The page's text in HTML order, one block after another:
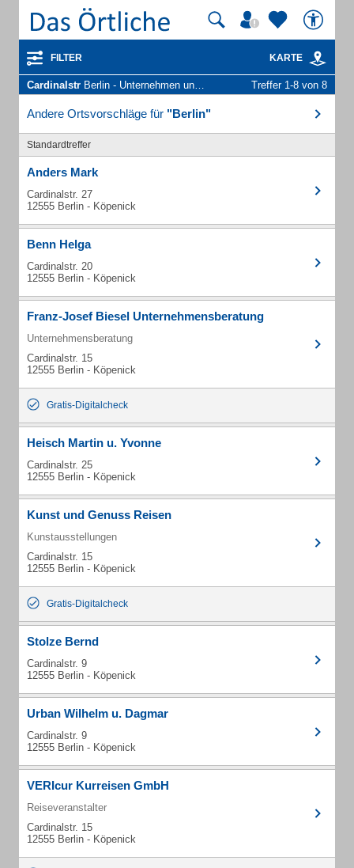
FILTER KARTE
Cardinalstr Berlin - Unternehmen und Personen Treffer 1-8 von 8
Andere Ortsvorschläge für "Berlin"
Standardtreffer
Anders Mark
Cardinalstr. 27
12555 Berlin - Köpenick
Benn Helga
Cardinalstr. 20
12555 Berlin - Köpenick
Franz-Josef Biesel Unternehmensberatung
Unternehmensberatung
Cardinalstr. 15
12555 Berlin - Köpenick
Gratis-Digitalcheck
Heisch Martin u. Yvonne
Cardinalstr. 25
12555 Berlin - Köpenick
Kunst und Genuss Reisen
Kunstausstellungen
Cardinalstr. 15
12555 Berlin - Köpenick
Gratis-Digitalcheck
Stolze Bernd
Cardinalstr. 9
12555 Berlin - Köpenick
Urban Wilhelm u. Dagmar
Cardinalstr. 9
12555 Berlin - Köpenick
VERIcur Kurreisen GmbH
Reiseveranstalter
Cardinalstr. 15
12555 Berlin - Köpenick